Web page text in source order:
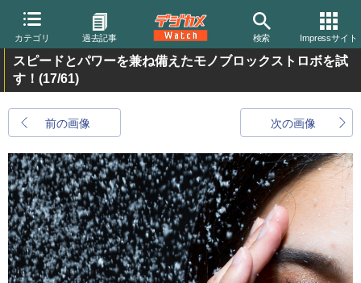
カテゴリ 過去記事 検索 Impressサイト
スピードとパワーを兼ね備えたモノブロックストロボを試
す！ (17/61)
前の画像 次の画像